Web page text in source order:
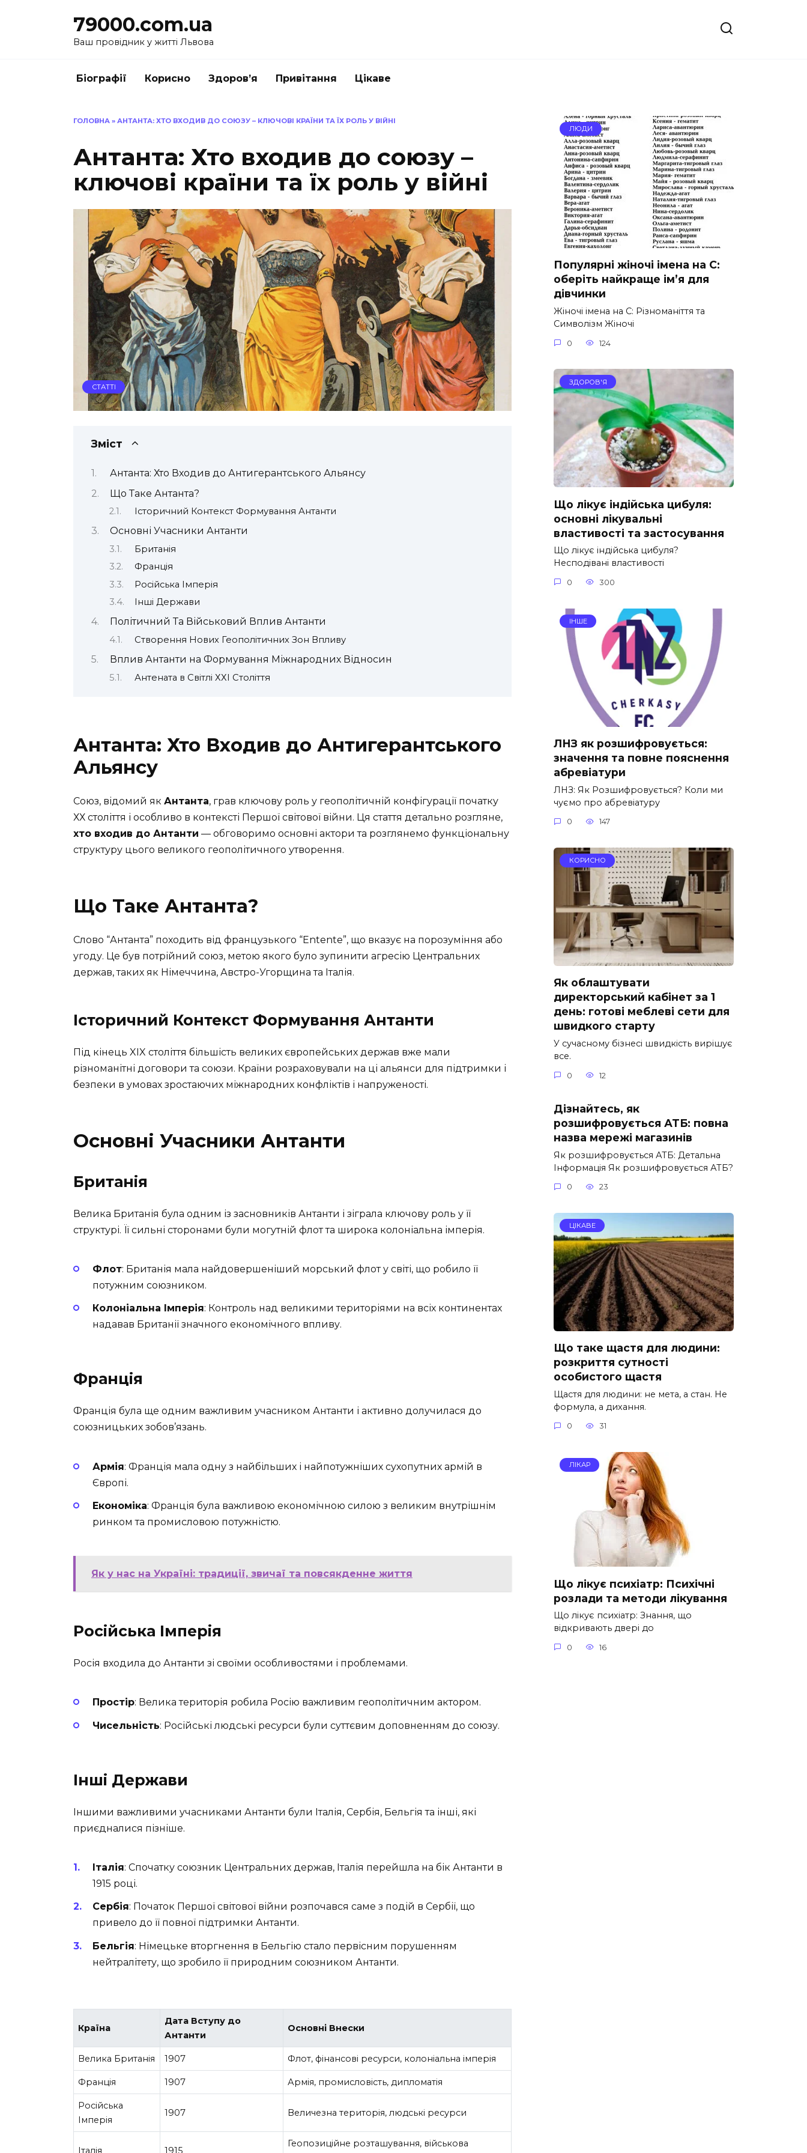
79000.com.ua
Ваш провідник у житті Львова
Біографії Корисно Здоров’я Привітання Цікаве
ГОЛОВНА » АНТАНТА: ХТО ВХОДИВ ДО СОЮЗУ – КЛЮЧОВІ КРАЇНИ ТА ЇХ РОЛЬ У ВІЙНІ
Антанта: Хто входив до союзу –
ключові країни та їх роль у війні
СТАТТІ
Зміст
Антанта: Хто Входив до Антигерантського Альянсу
Що Таке Антанта?
Історичний Контекст Формування Антанти
Основні Учасники Антанти
Британія
Франція
Російська Імперія
Інші Держави
Політичний Та Військовий Вплив Антанти
Створення Нових Геополітичних Зон Впливу
Вплив Антанти на Формування Міжнародних Відносин
Антената в Світлі ХХІ Століття
Антанта: Хто Входив до Антигерантського
Альянсу
Союз, відомий як Антанта, грав ключову роль у геополітичній конфігурації початку
ХХ століття і особливо в контексті Першої світової війни. Ця стаття детально розгляне,
хто входив до Антанти — обговоримо основні актори та розглянемо функціональну
структуру цього великого геополітичного утворення.
Що Таке Антанта?
Слово “Антанта” походить від французького “Entente”, що вказує на порозуміння або
угоду. Це був потрійний союз, метою якого було зупинити агресію Центральних
держав, таких як Німеччина, Австро-Угорщина та Італія.
Історичний Контекст Формування Антанти
Під кінець XIX століття більшість великих європейських держав вже мали
різноманітні договори та союзи. Країни розраховували на ці альянси для підтримки і
безпеки в умовах зростаючих міжнародних конфліктів і напруженості.
Основні Учасники Антанти
Британія
Велика Британія була одним із засновників Антанти і зіграла ключову роль у її
структурі. Її сильні сторонами були могутній флот та широка колоніальна імперія.
Флот: Британія мала найдовершеніший морський флот у світі, що робило її
потужним союзником.
Колоніальна Імперія: Контроль над великими територіями на всіх континентах
надавав Британії значного економічного впливу.
Франція
Франція була ще одним важливим учасником Антанти і активно долучилася до
союзницьких зобов’язань.
Армія: Франція мала одну з найбільших і найпотужніших сухопутних армій в
Європі.
Економіка: Франція була важливою економічною силою з великим внутрішнім
ринком та промисловою потужністю.
Як у нас на Україні: традиції, звичаї та повсякденне життя
Російська Імперія
Росія входила до Антанти зі своїми особливостями і проблемами.
Простір: Велика територія робила Росію важливим геополітичним актором.
Чисельність: Російські людські ресурси були суттєвим доповненням до союзу.
Інші Держави
Іншими важливими учасниками Антанти були Італія, Сербія, Бельгія та інші, які
приєдналися пізніше.
Італія: Спочатку союзник Центральних держав, Італія перейшла на бік Антанти в
1915 році.
Сербія: Початок Першої світової війни розпочався саме з подій в Сербії, що
привело до її повної підтримки Антанти.
Бельгія: Німецьке вторгнення в Бельгію стало первісним порушенням
нейтралітету, що зробило її природним союзником Антанти.
Країна
Дата Вступу до
Антанти
Основні Внески
Велика Британія 1907 Флот, фінансові ресурси, колоніальна імперія
Франція 1907 Армія, промисловість, дипломатія
Російська
Імперія
1907 Величезна територія, людські ресурси
Італія 1915
Геопозиційне розташування, військова
ЛЮДИ
Популярні жіночі імена на С:
оберіть найкраще ім’я для
дівчинки
Жіночі імена на С: Різноманіття та
Символізм Жіночі
0 124
ЗДОРОВ'Я
Що лікує індійська цибуля:
основні лікувальні
властивості та застосування
Що лікує індійська цибуля?
Несподівані властивості
0 300
ІНШЕ
ЛНЗ як розшифровується:
значення та повне пояснення
абревіатури
ЛНЗ: Як Розшифровується? Коли ми
чуємо про абревіатуру
0 147
КОРИСНО
Як облаштувати
директорський кабінет за 1
день: готові меблеві сети для
швидкого старту
У сучасному бізнесі швидкість вирішує
все.
0 12
Дізнайтесь, як
розшифровується АТБ: повна
назва мережі магазинів
Як розшифровується АТБ: Детальна
Інформація Як розшифровується АТБ?
0 23
ЦІКАВЕ
Що таке щастя для людини:
розкриття сутності
особистого щастя
Щастя для людини: не мета, а стан. Не
формула, а дихання.
0 31
ЛІКАР
Що лікує психіатр: Психічні
розлади та методи лікування
Що лікує психіатр: Знання, що
відкривають двері до
0 16